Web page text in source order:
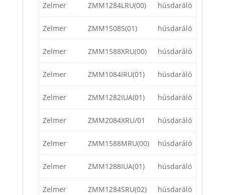
Zelmer ZMM1284LRU(00) húsdaráló
Zelmer ZMM1508S(01) húsdaráló
Zelmer ZMM1588XRU(00) húsdaráló
Zelmer ZMM1084IRU(01) húsdaráló
Zelmer ZMM1282IUA(01) húsdaráló
Zelmer ZMM2084XRU/01 húsdaráló
Zelmer ZMM1588MRU(00) húsdaráló
Zelmer ZMM1288IUA(01) húsdaráló
Zelmer ZMM1284SRU(02) húsdaráló